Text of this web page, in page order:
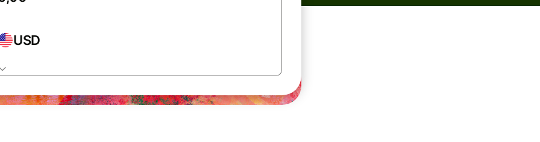
USD